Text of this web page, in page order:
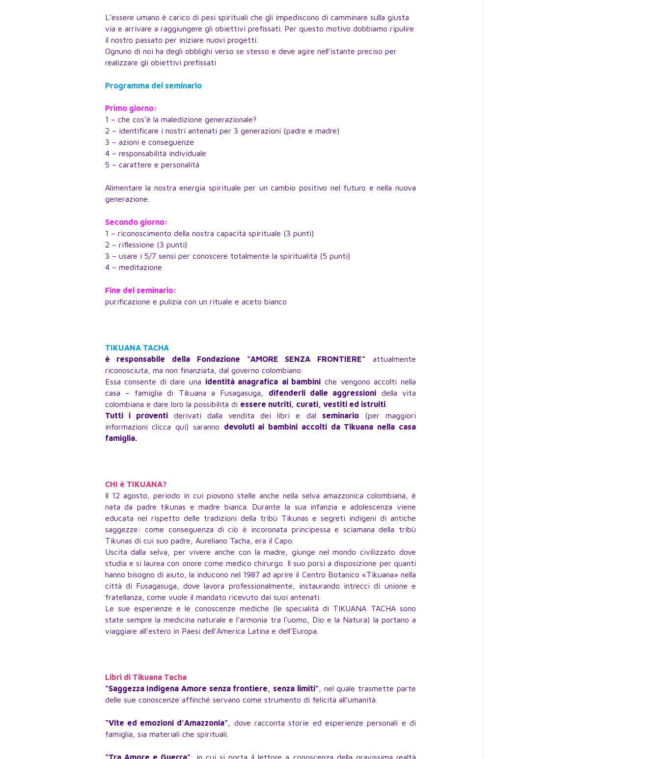
L’essere umano è carico di pesi spirituali che gli impediscono di camminare sulla giusta
via e arrivare a raggiungere gli obiettivi prefissati. Per questo motivo dobbiamo ripulire
il nostro passato per iniziare nuovi progetti.
Ognuno di noi ha degli obblighi verso se stesso e deve agire nell’istante preciso per
realizzare gli obiettivi prefissati
Programma del seminario
Primo giorno:
1 – che cos’è la maledizione generazionale?
2 – identificare i nostri antenati per 3 generazioni (padre e madre)
3 – azioni e conseguenze
4 – responsabilità individuale
5 – carattere e personalità
Alimentare la nostra energia spirituale per un cambio positivo nel futuro e nella nuova
generazione.
Secondo giorno:
1 – riconoscimento della nostra capacità spirituale (3 punti)
2 – riflessione (3 punti)
3 – usare i 5/7 sensi per conoscere totalmente la spiritualità (5 punti)
4 – meditazione
Fine del seminario:
purificazione e pulizia con un rituale e aceto bianco
TIKUANA TACHA
è responsabile della Fondazione “AMORE SENZA FRONTIERE” attualmente
riconosciuta, ma non finanziata, dal governo colombiano.
Essa consente di dare una identità anagrafica ai bambini che vengono accolti nella
casa – famiglia di Tikuana a Fusagasuga, difenderli dalle aggressioni della vita
colombiana e dare loro la possibilità di essere nutriti, curati, vestiti ed istruiti.
Tutti i proventiderivati dalla vendita dei libri e dal seminario(per maggiori
informazioni clicca qui) saranno devoluti ai bambini accolti da Tikuana nella casa
famiglia.
CHI è TIKUANA?
Il 12 agosto, periodo in cui piovono stelle anche nella selva amazzonica colombiana, è
nata da padre tikunas e madre bianca. Durante la sua infanzia e adolescenza viene
educata nel rispetto delle tradizioni della tribù Tikunas e segreti indigeni di antiche
saggezze: come conseguenza di ciò è incoronata principessa e sciamana della tribù
Tikunas di cui suo padre, Aureliano Tacha, era il Capo.
Uscita dalla selva, per vivere anche con la madre, giunge nel mondo civilizzato dove
studia e si laurea con onore come medico chirurgo. Il suo porsi a disposizione per quanti
hanno bisogno di aiuto, la inducono nel 1987 ad aprire il Centro Botanico «Tikuana» nella
città di Fusagasuga, dove lavora professionalmente, instaurando intrecci di unione e
fratellanza, come vuole il mandato ricevuto dai suoi antenati.
Le sue esperienze e le conoscenze mediche (le specialità di TIKUANA TACHA sono
state sempre la medicina naturale e l’armonia tra l’uomo, Dio e la Natura) la portano a
viaggiare all’estero in Paesi dell’America Latina e dell’Europa.
Libri di Tikuana Tacha
“Saggezza Indigena Amore senza frontiere, senza limiti”, nel quale trasmette parte
delle sue conoscenze affinché servano come strumento di felicità all’umanità.
“Vite ed emozioni d’Amazzonia” , dove racconta storie ed esperienze personali e di
famiglia, sia materiali che spirituali.
“Tra Amore e Guerra”, in cui si porta il lettore a conoscenza della gravissima realtà